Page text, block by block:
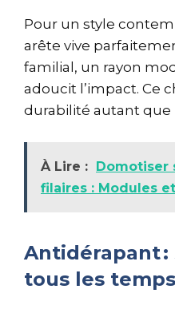
Pour un style
arête vive
familial, un rayon
adoucit l’impact. Ce
durabilité autant que
À Lire : Domotiser
filaires : Modules
Antidérapant
tous les temps